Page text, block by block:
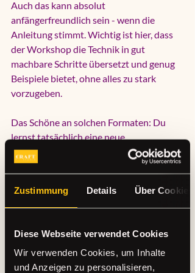
Zustimmung Details Über Cookies
Diese Webseite verwendet Cookies
Wir verwenden Cookies, um Inhalte
und Anzeigen zu personalisieren,
Auch das kann absolut
anfängerfreundlich sein - wenn die
Anleitung stimmt. Wichtig ist hier, dass
der Workshop die Technik in gut
machbare Schritte übersetzt und genug
Beispiele bietet, ohne alles zu stark
vorzugeben.
Das Schöne an solchen Formaten: Du
lernst tatsächlich eine neue
Herangehensweise kennen. Gleichzeitig
bleibt das Ergebnis individuell. Zwei
Materialien und gehen trotzdem mit
komplett unterschiedlichen Stücken
charmant.
Locker, bunt und ideal für